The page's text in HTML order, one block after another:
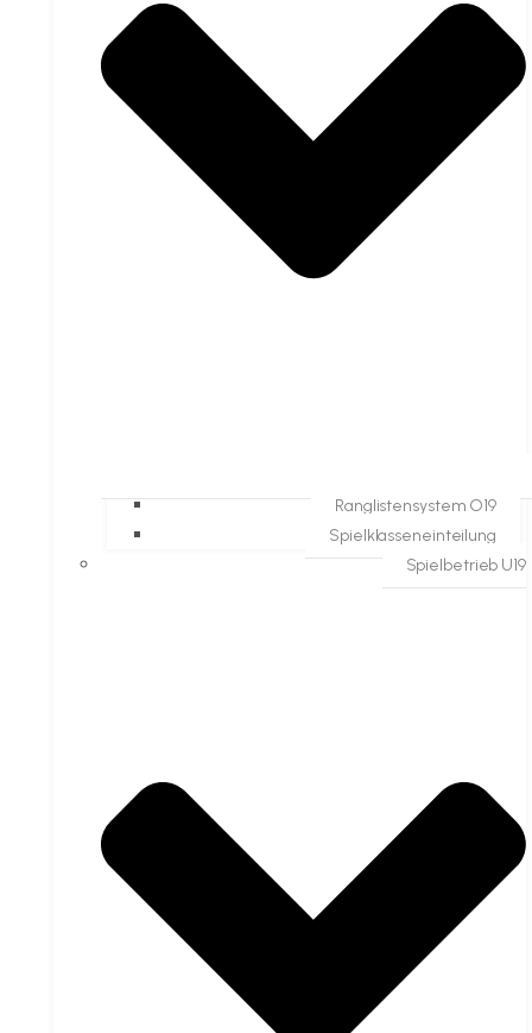
Ranglistensystem O19
Spielklasseneinteilung
Spielbetrieb U19